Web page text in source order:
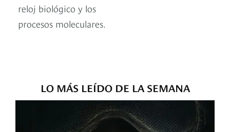
reloj biológico y los
procesos moleculares.
LO MÁS LEÍDO DE LA SEMANA